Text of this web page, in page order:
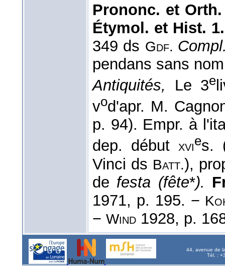
Prononc. et
Étymol. et Hist. 1.
349 ds Gdf.
pendans sans
Antiquités,
Le 3e
vod'apr. M.
p. 94). Empr. à
dep. début xvies.
Vinci ds Batt.),
de festa (fête*).
1971, p. 195. −
− Wind 1928, p.
44, avenue de
Tél. :